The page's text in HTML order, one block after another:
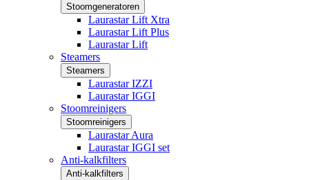
Stoomgeneratoren
Laurastar Lift Xtra
Laurastar Lift Plus
Laurastar Lift
Steamers
Steamers
Laurastar IZZI
Laurastar IGGI
Stoomreinigers
Stoomreinigers
Laurastar Aura
Laurastar IGGI set
Anti-kalkfilters
Anti-kalkfilters